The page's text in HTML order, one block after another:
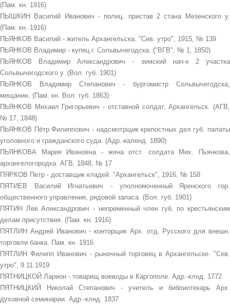
(Пам. кн. 1916)
ПЫШКИН Василий Иванович - полиц. пристав 2 стана Мезенского у.
(Пам. кн. 1916)
ПЬЯНКОВ Василий - житель Архангельска. "Сев. утро", 1915, № 139
ПЬЯНКОВ Владимир - купец г. Сольвычегодска. ("ВГВ", № 1, 1850)
ПЬЯНКОВ Владимир Александрович - земский нач-к 2 участка
Сольвычегодского у. (Вол. губ. 1901)
ПЬЯНКОВ Владимир Степанович - бургомистр Сольвычегодска,
мещанин. (Пам. кн. Вол. губ. 1863)
ПЬЯНКОВ Михаил Григорьевич - отставной солдат, Архангельск. (АГВ,
№ 17, 1848)
ПЬЯНКОВ Пётр Филиппович - надсмотрщик крепостных дел губ. палаты
уголовного и гражданского суда. (Адр.-календ. 1890)
ПЬЯНКОВА Мария Ивановна - жена отст. солдата Мих. Пьянкова,
архангелогородка. АГВ, 1848, № 17
ПЯРКОВ Петр - доставщик кладей. "Архангельск", 1916, № 158
ПЯТИЕВ Василий Игнатьевич - уполномоченный Яренского гор.
общественного управления, рядовой запаса. (Вол. губ. 1901)
ПЯТИН Лев Александрович - непременный член губ. по крестьянским
делам присутствия. (Пам. кн. 1916)
ПЯТЛИН Андрей Иванович - конторщик Арх. отд. Русского для внешн.
торговли банка. Пам. кн. 1916
ПЯТЛИН Филипп Иванович - рыночный торговец в Архангельске. "Сев.
утро", 9.11.1919
ПЯТНИЦКОЙ Ларион - товарищ воеводы в Каргополе. Адр.-клнд. 1772
ПЯТНИЦКИЙ Николай Степанович - учитель и библиотекарь Арх.
духовной семинарии. Адр.-клнд. 1837